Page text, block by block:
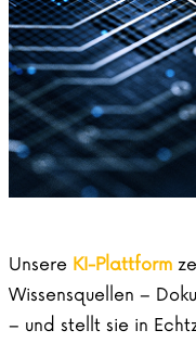
Unsere KI-Plattform
Wissensquellen –
– und stellt sie in